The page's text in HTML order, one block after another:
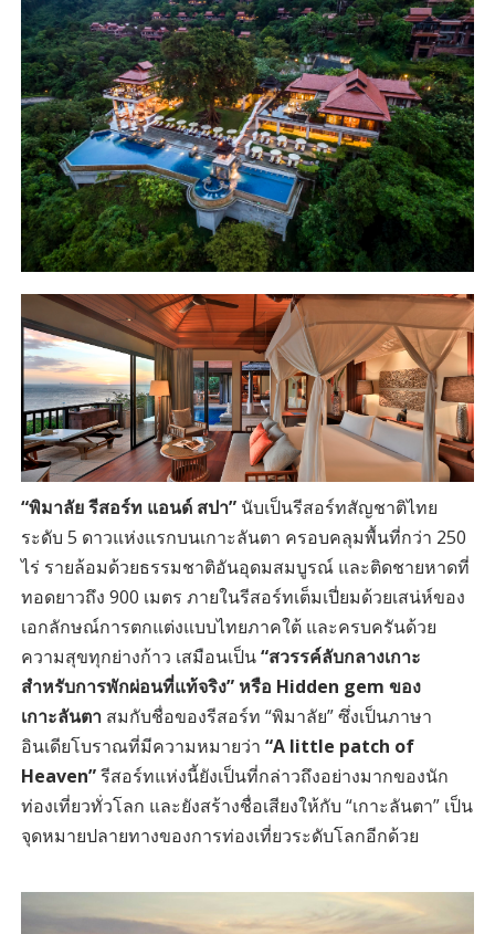
“พิมาลัย รีสอร์ท แอนด์ สปา”นับเป็นรีสอร์ทสัญชาติไทย
ระดับ 5 ดาวแห่งแรกบนเกาะลันตา ครอบคลุมพื้นที่กว่า 250
ไร่ รายล้อมด้วยธรรมชาติอันอุดมสมบูรณ์ และติดชายหาดที่
ทอดยาวถึง 900 เมตร ภายในรีสอร์ทเต็มเปี่ยมด้วยเสน่ห์ของ
เอกลักษณ์การตกแต่งแบบไทยภาคใต้ และครบครันด้วย
ความสุขทุกย่างก้าว เสมือนเป็น“สวรรค์ลับกลางเกาะ
สำหรับการพักผ่อนที่แท้จริง” หรือ Hidden gem ของ
เกาะลันตาสมกับชื่อของรีสอร์ท “พิมาลัย” ซึ่งเป็นภาษา
อินเดียโบราณที่มีความหมายว่า “A little patch of
Heaven”รีสอร์ทแห่งนี้ยังเป็นที่กล่าวถึงอย่างมากของนัก
ท่องเที่ยวทั่วโลก และยังสร้างชื่อเสียงให้กับ “เกาะลันตา” เป็น
จุดหมายปลายทางของการท่องเที่ยวระดับโลกอีกด้วย